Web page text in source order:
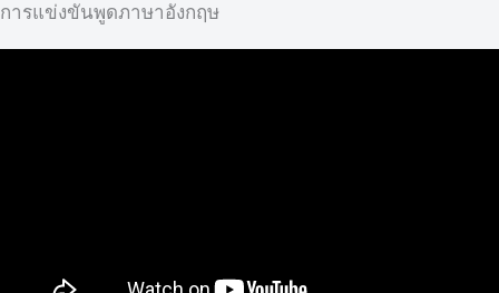
การแข่งขันพูดภาษาอังกฤษ